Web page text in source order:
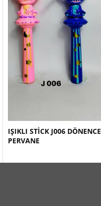
IŞIKLI STİCK J006 DÖNENCE
PERVANE